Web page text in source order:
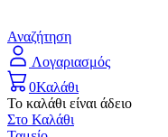
Αναζήτηση
Λογαριασμός
0Καλάθι
Το καλάθι είναι άδειο
Στο Καλάθι